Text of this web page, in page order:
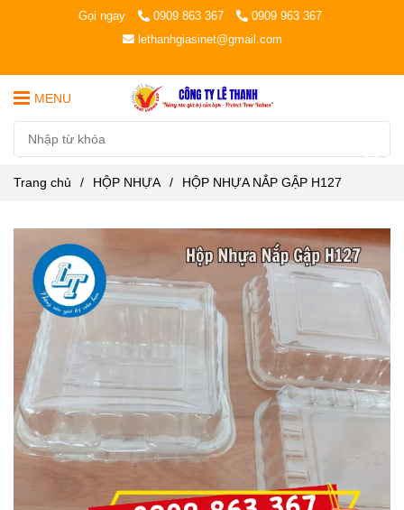
Gọi ngay 0909 863 367
0909 963 367
lethanhgiasinet@gmail.com
MENU
Trang chủ / HỘP NHỰA / HỘP NHỰA NẮP GẬP H127